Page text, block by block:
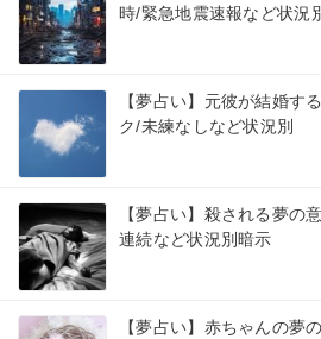
時/緊急地震速報など状況
【夢占い】元彼が結婚す
ク/未練なしなど状況別
【夢占い】殺される夢の
連続など状況別暗示
【夢占い】赤ちゃんの夢